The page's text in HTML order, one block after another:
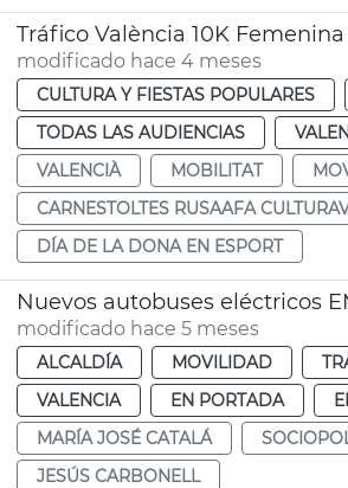
Tráfico València 10K
modificado hace 4 meses
CULTURA Y FIESTAS POPULARES
TODAS LAS AUDIENCIAS
VALENCIÀ
MOBILITAT
CARNESTOLTES RUSAAFA
DÍA DE LA DONA EN ESPORT
Nuevos autobuses eléctricos
modificado hace 5 meses
ALCALDÍA MOVILIDAD
VALENCIA
EN PORTADA
MARÍA JOSÉ CATALÁ
JESÚS CARBONELL